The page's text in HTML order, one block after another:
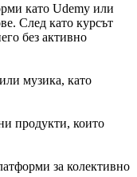
като Udemy или
След като курсът
без активно
музика, като
продукти, които
за колективно